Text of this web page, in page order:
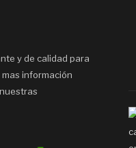
y de calidad para
información